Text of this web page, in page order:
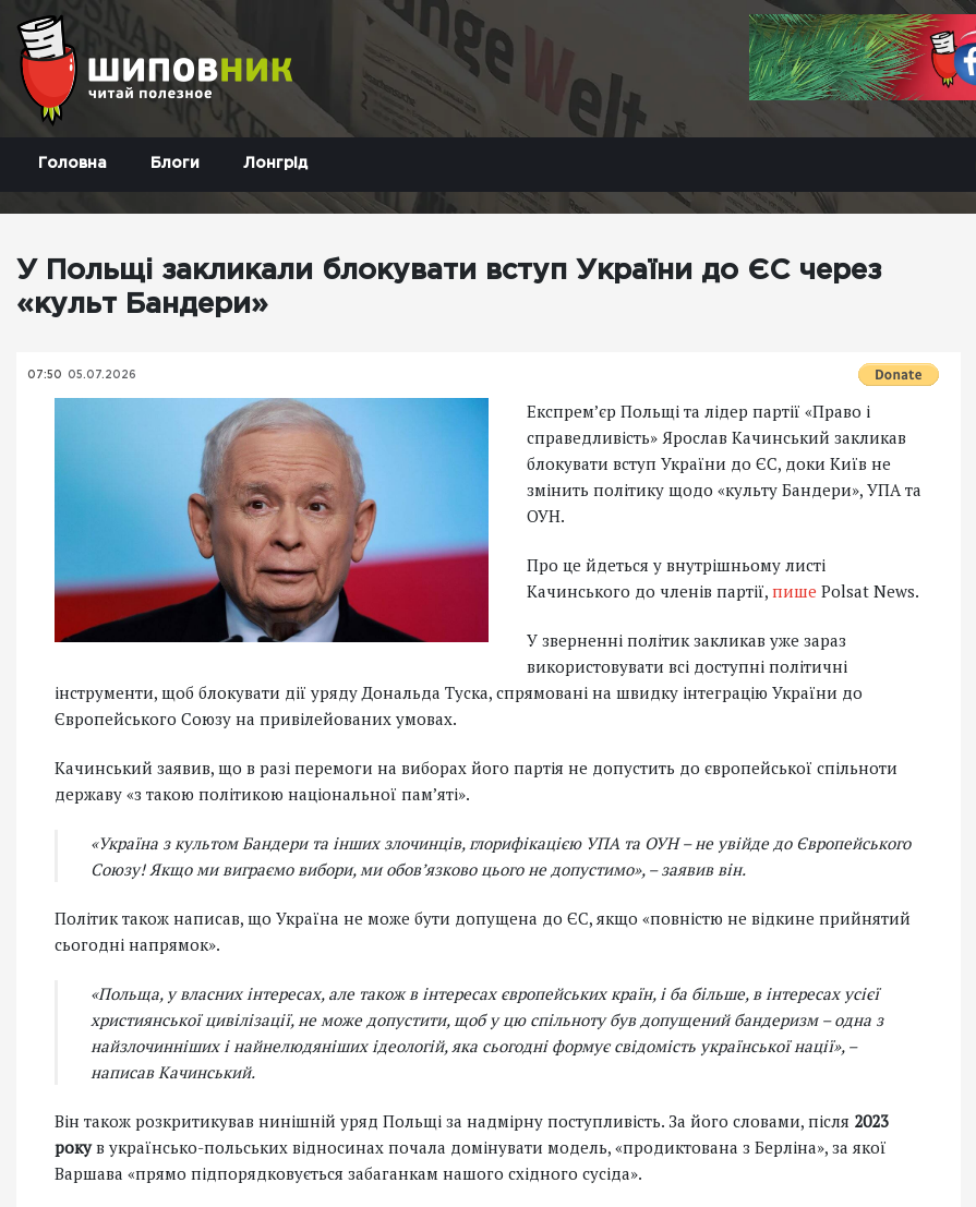
Головна Блоги Лонгрід
У Польщі закликали блокувати вступ України до ЄС через
«культ Бандери»
07:50 05.07.2026
Експрем’єр Польщі та лідер партії «Право і
справедливість» Ярослав Качинський закликав
блокувати вступ України до ЄС, доки Київ не
змінить політику щодо «культу Бандери», УПА та
ОУН.
Про це йдеться у внутрішньому листі
Качинського до членів партії, пише Polsat News.
У зверненні політик закликав уже зараз
використовувати всі доступні політичні
інструменти, щоб блокувати дії уряду Дональда Туска, спрямовані на швидку інтеграцію України до
Європейського Союзу на привілейованих умовах.
Качинський заявив, що в разі перемоги на виборах його партія не допустить до європейської спільноти
державу «з такою політикою національної пам’яті».
«Україна з культом Бандери та інших злочинців, глорифікацією УПА та ОУН – не увійде до Європейського
Союзу! Якщо ми виграємо вибори, ми обов’язково цього не допустимо», – заявив він.
Політик також написав, що Україна не може бути допущена до ЄС, якщо «повністю не відкине прийнятий
сьогодні напрямок».
«Польща, у власних інтересах, але також в інтересах європейських країн, і ба більше, в інтересах усієї
християнської цивілізації, не може допустити, щоб у цю спільноту був допущений бандеризм – одна з
найзлочинніших і найнелюдяніших ідеологій, яка сьогодні формує свідомість української нації»,–
написав Качинський.
Він також розкритикував нинішній уряд Польщі за надмірну поступливість. За його словами, після 2023
рокув українсько-польських відносинах почала домінувати модель, «продиктована з Берліна», за якої
Варшава «прямо підпорядковується забаганкам нашого східного сусіда».